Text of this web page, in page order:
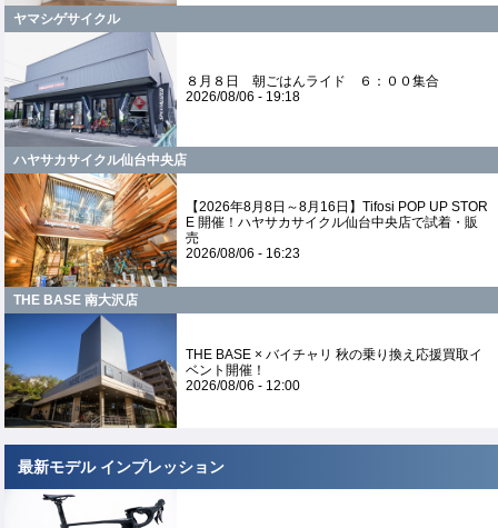
ヤマシゲサイクル
８月８日 朝ごはんライド ６：００集合
2026/08/06 - 19:18
ハヤサカサイクル仙台中央店
【2026年8月8日～8月16日】Tifosi POP UP STOR
E 開催！ハヤサカサイクル仙台中央店で試着・販
売
2026/08/06 - 16:23
THE BASE 南大沢店
THE BASE × バイチャリ 秋の乗り換え応援買取イ
ベント開催！
2026/08/06 - 12:00
最新モデル インプレッション